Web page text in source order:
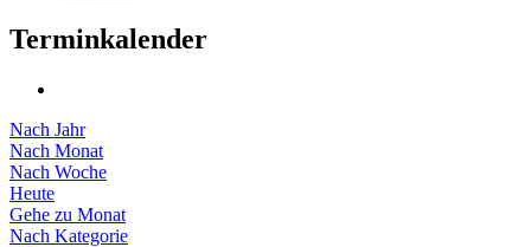
Terminkalender
Nach Jahr
Nach Monat
Nach Woche
Heute
Gehe zu Monat
Nach Kategorie